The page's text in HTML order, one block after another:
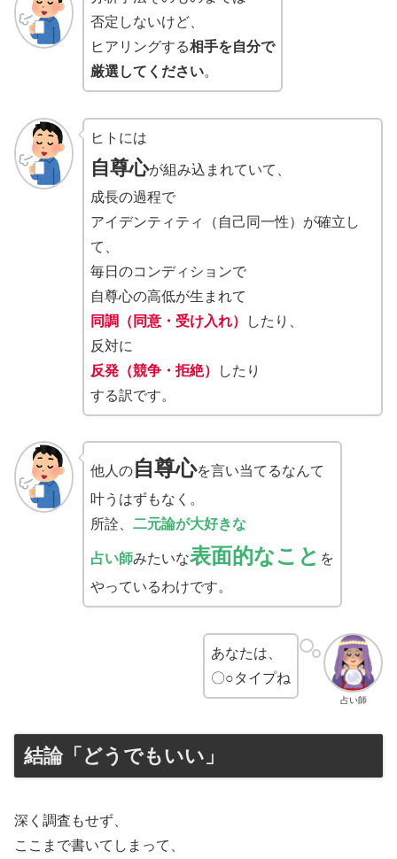
否定しないけど、
ヒアリングする相手を自分で
厳選してください。
ヒトには
自尊心が組み込まれていて、
成長の過程で
アイデンティティ（自己同一性）が確立し
て、
毎日のコンディションで
自尊心の高低が生まれて
同調（同意・受け入れ）
したり、
反対に
反発（競争・拒絶）
したり
する訳です。
他人の自尊心を言い当てるなんて
叶うはずもなく。
所詮、 二元論が大好きな
占い師みたいな表面的なこと を
やっているわけです。
占い師
あなたは、
〇○タイプね
結論「どうでもいい」
深く調査もせず、
ここまで書いてしまって、